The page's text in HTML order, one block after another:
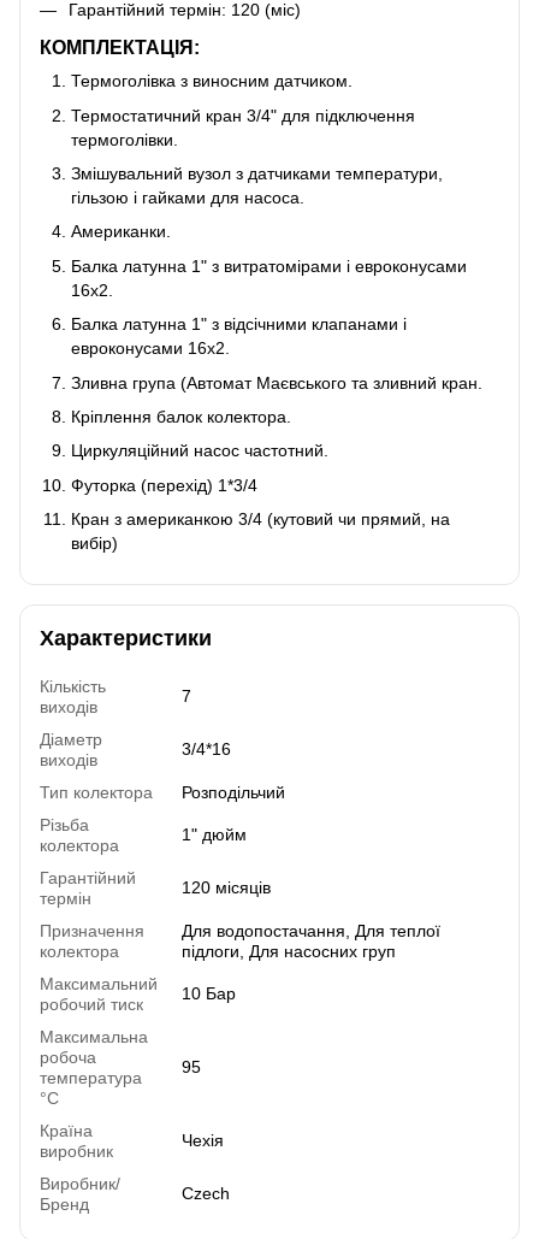
Гарантійний термін: 120 (міс)
КОМПЛЕКТАЦІЯ:
Термоголівка з виносним датчиком.
Термостатичний кран 3/4" для підключення
термоголівки.
Змішувальний вузол з датчиками температури,
гільзою і гайками для насоса.
Американки.
Балка латунна 1" з витратомірами і евроконусами
16х2.
Балка латунна 1" з відсічними клапанами і
евроконусами 16х2.
Зливна група (Автомат Маєвського та зливний кран.
Кріплення балок колектора.
Циркуляційний насос частотний.
Футорка (перехід) 1*3/4
Кран з американкою 3/4 (кутовий чи прямий, на
вибір)
Характеристики
Кількість
виходів
7
Діаметр
виходів
3/4*16
Тип колектора
Розподільчий
Різьба
колектора
1" дюйм
Гарантійний
термін
120 місяців
Призначення
колектора
Для водопостачання, Для теплої
підлоги, Для насосних груп
Максимальний
робочий тиск
10 Бар
Максимальна
робоча
температура
°C
95
Країна
виробник
Чехія
Виробник/
Бренд
Czech